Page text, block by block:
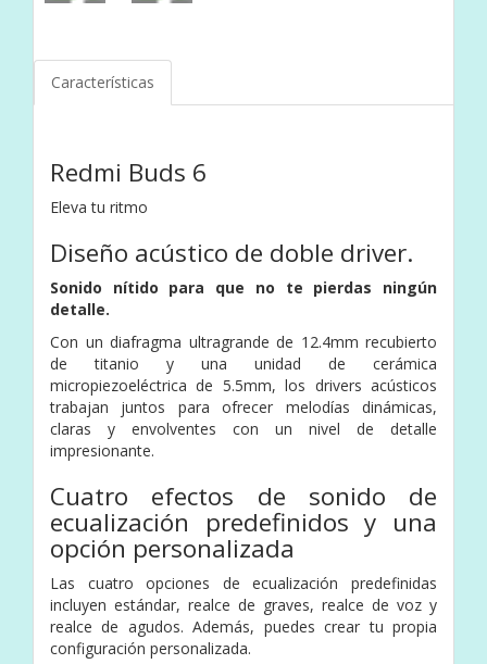
Características
Redmi Buds 6
Eleva tu ritmo
Diseño acústico de doble driver.
Sonido nítido para que no te pierdas ningún
detalle.
Con un diafragma ultragrande de 12.4mm recubierto
de titanio y una unidad de cerámica
micropiezoeléctrica de 5.5mm, los drivers acústicos
trabajan juntos para ofrecer melodías dinámicas,
claras y envolventes con un nivel de detalle
impresionante.
Cuatro efectos de sonido de
ecualización predefinidos y una
opción personalizada
Las cuatro opciones de ecualización predefinidas
incluyen estándar, realce de graves, realce de voz y
realce de agudos. Además, puedes crear tu propia
configuración personalizada.